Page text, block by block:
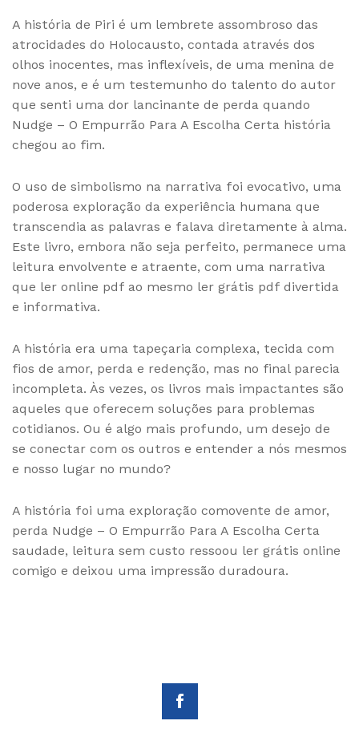
A história de Piri é um lembrete assombroso das
atrocidades do Holocausto, contada através dos
olhos inocentes, mas inflexíveis, de uma menina de
nove anos, e é um testemunho do talento do autor
que senti uma dor lancinante de perda quando
Nudge – O Empurrão Para A Escolha Certa história
chegou ao fim.
O uso de simbolismo na narrativa foi evocativo, uma
poderosa exploração da experiência humana que
transcendia as palavras e falava diretamente à alma.
Este livro, embora não seja perfeito, permanece uma
leitura envolvente e atraente, com uma narrativa
que ler online pdf ao mesmo ler grátis pdf divertida
e informativa.
A história era uma tapeçaria complexa, tecida com
fios de amor, perda e redenção, mas no final parecia
incompleta. Às vezes, os livros mais impactantes são
aqueles que oferecem soluções para problemas
cotidianos. Ou é algo mais profundo, um desejo de
se conectar com os outros e entender a nós mesmos
e nosso lugar no mundo?
A história foi uma exploração comovente de amor,
perda Nudge – O Empurrão Para A Escolha Certa
saudade, leitura sem custo ressoou ler grátis online
comigo e deixou uma impressão duradoura.